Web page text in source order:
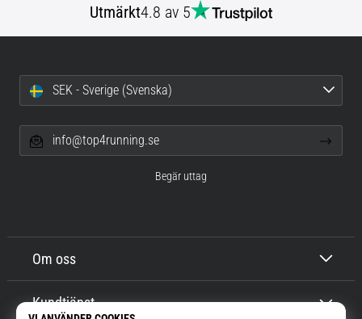
Utmärkt4.8 av 5
Om oss
Kundtjänst
SEK - Sverige (Svenska)
info@top4running.se
Begär uttag